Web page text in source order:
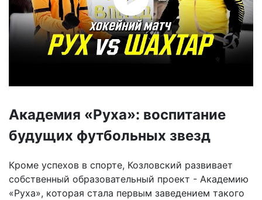
Академия «Руха»: воспитание
будущих футбольных звезд
Кроме успехов в спорте, Козловский развивает
собственный образовательный проект - Академию
«Руха», которая стала первым заведением такого